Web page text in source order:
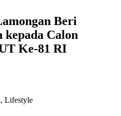
Beri
Calon
Ke-81 RI
, Lifestyle